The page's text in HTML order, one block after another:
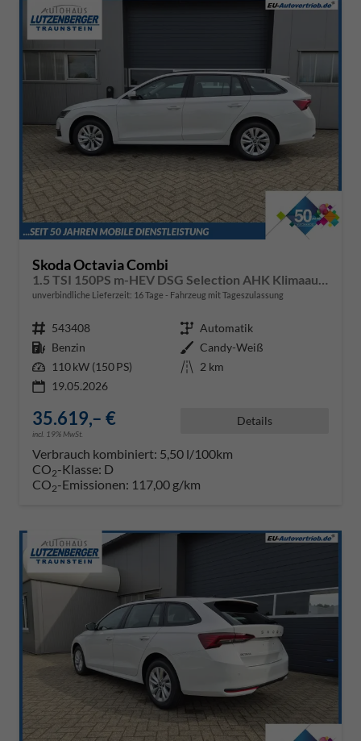
Skoda Octavia Combi
unverbindliche Lieferzeit: 16 Tage Fahrzeug mit Tageszulassung
Fahrzeugnr. 543408 Getriebe Automatik
Kraftstoff Benzin Außenfarbe Candy-Weiß
Leistung 110 kW (150 PS) Kilometerstand 2 km
19.05.2026
35.619,– €
incl. 19% MwSt.
Details
Verbrauch kombiniert: 5,50 l/100km
CO2-Klasse: D
CO2-Emissionen: 117,00 g/km